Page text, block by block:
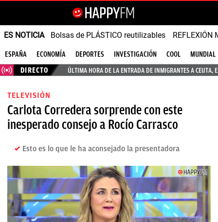
ES NOTICIA Bolsas de PLÁSTICO reutilizables REFLEXIÓN
ESPAÑA ECONOMÍA DEPORTES INVESTIGACIÓN COOL
MUNDIAL
DIRECTO
ÚLTIMA HORA DE LA ENTRADA DE INMIGRANTES A CEUTA,
TELEVISIÓN
Carlota Corredera sorprende con este
inesperado consejo a Rocío Carrasco
Esto es lo que le ha aconsejado la presentadora